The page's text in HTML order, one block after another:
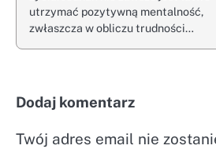
utrzymać pozytywną mentalność,
zwłaszcza w obliczu trudności…
Dodaj komentarz
Twój adres email nie